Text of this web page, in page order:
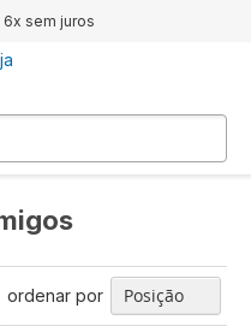
6x sem juros
ordenar por